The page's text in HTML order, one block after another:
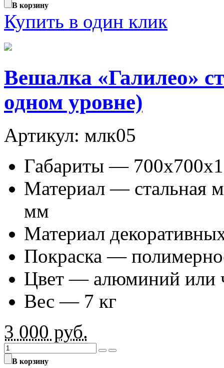
В корзину
Купить в один клик
Вешалка «Галилео»
одном уровне)
Артикул: млк05
Габариты —
Материал — стальная
мм
Материал
Покраска —
Цвет — алюминий или
Вес — 7 кг
3 000 руб.
В корзину